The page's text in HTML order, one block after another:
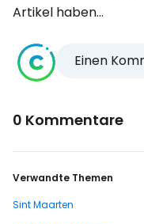
Artikel haben...
Einen
0 Kommentare
Verwandte Themen
Sint Maarten